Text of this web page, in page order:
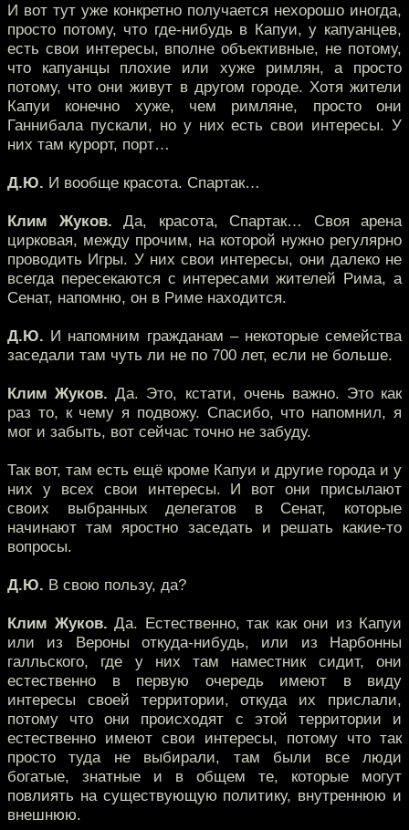
И вот тут уже конкретно получается нехорошо иногда,
просто потому, что где-нибудь в Капуи, у капуанцев,
есть свои интересы, вполне объективные, не потому,
что капуанцы плохие или хуже римлян, а просто
потому, что они живут в другом городе. Хотя жители
Капуи конечно хуже, чем римляне, просто они
Ганнибала пускали, но у них есть свои интересы. У
них там курорт, порт…
Д.Ю. И вообще красота. Спартак…
Клим Жуков. Да, красота, Спартак… Своя арена
цирковая, между прочим, на которой нужно регулярно
проводить Игры. У них свои интересы, они далеко не
всегда пересекаются с интересами жителей Рима, а
Сенат, напомню, он в Риме находится.
Д.Ю. И напомним гражданам – некоторые семейства
заседали там чуть ли не по 700 лет, если не больше.
Клим Жуков. Да. Это, кстати, очень важно. Это как
раз то, к чему я подвожу. Спасибо, что напомнил, я
мог и забыть, вот сейчас точно не забуду.
Так вот, там есть ещё кроме Капуи и другие города и у
них у всех свои интересы. И вот они присылают
своих выбранных делегатов в Сенат, которые
начинают там яростно заседать и решать какие-то
вопросы.
Д.Ю. В свою пользу, да?
Клим Жуков. Да. Естественно, так как они из Капуи
или из Вероны откуда-нибудь, или из Нарбонны
галльского, где у них там наместник сидит, они
естественно в первую очередь имеют в виду
интересы своей территории, откуда их прислали,
потому что они происходят с этой территории и
естественно имеют свои интересы, потому что так
просто туда не выбирали, там были все люди
богатые, знатные и в общем те, которые могут
повлиять на существующую политику, внутреннюю и
внешнюю.